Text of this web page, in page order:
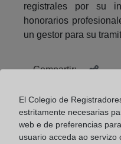
registrales por su
honorarios
un gestor para su
Compartir:
El Colegio de
estritamente necesarias
web e de preferencias
usuario acceda ao servizo